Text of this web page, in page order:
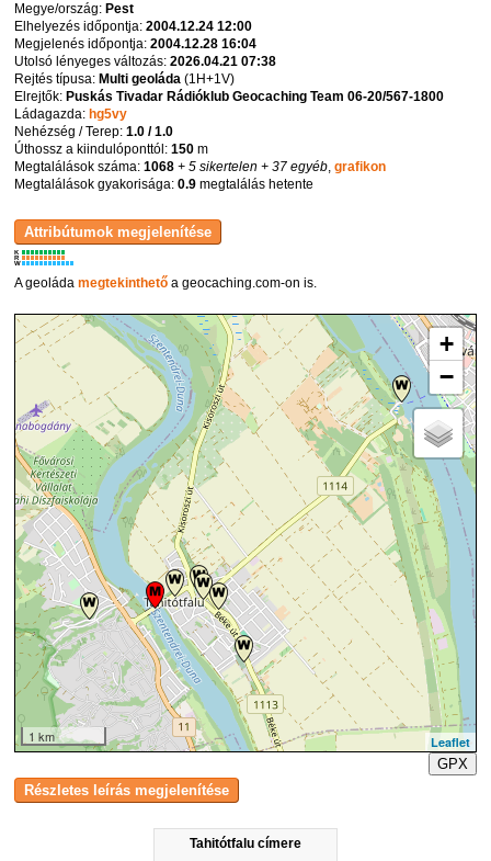
Tahitótfalu címere
Megye/ország: Pest
Elhelyezés időpontja:2004.12.24 12:00
Megjelenés időpontja:2004.12.28 16:04
Utolsó lényeges változás:2026.04.21 07:38
Rejtés típusa: Multi geoláda (1H+1V)
Elrejtők: Puskás Tivadar Rádióklub Geocaching Team 06-20/567-1800
Ládagazda: hg5vy
Nehézség / Terep:1.0 / 1.0
Úthossz a kiindulóponttól:150 m
Megtalálások száma:1068 + 5 sikertelen + 37 egyéb,grafikon
Megtalálások gyakorisága:0.9 megtalálás hetente
K
R
W
A geoládamegtekinthető a geocaching.com-on is.
+
−
1 km
Leaflet
GPX